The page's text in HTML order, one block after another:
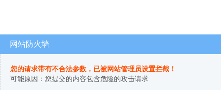
网站防火墙
您的请求带有不合法参数，已被网站管理员设置拦截！
可能原因：您提交的内容包含危险的攻击请求